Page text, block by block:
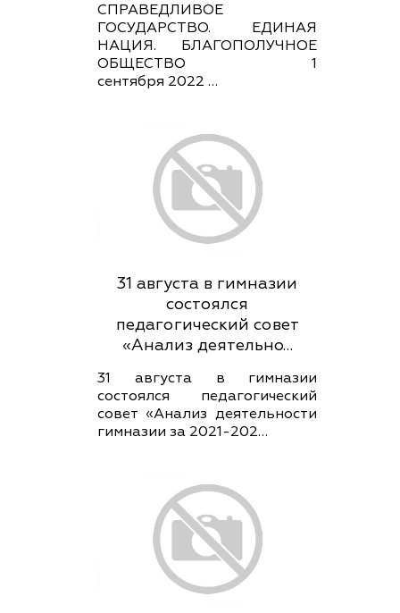
СПРАВЕДЛИВОЕ
ГОСУДАРСТВО. ЕДИНАЯ
НАЦИЯ. БЛАГОПОЛУЧНОЕ
ОБЩЕСТВО 1
сентября 2022 …
31 августа в гимназии
состоялся
педагогический совет
«Анализ деятельно…
31 августа в гимназии
состоялся педагогический
совет «Анализ деятельности
гимназии за 2021-202…